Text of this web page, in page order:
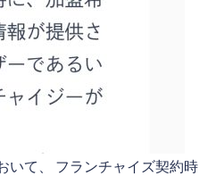
いて、 フランチャイズ契約時